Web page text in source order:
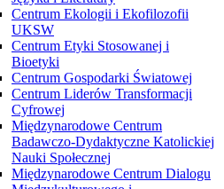
Centrum Ekologii i Ekofilozofii
UKSW
Centrum Etyki Stosowanej i
Bioetyki
Centrum Gospodarki Światowej
Centrum Liderów Transformacji
Cyfrowej
Międzynarodowe Centrum
Badawczo-Dydaktyczne Katolickiej
Nauki Społecznej
Międzynarodowe Centrum Dialogu